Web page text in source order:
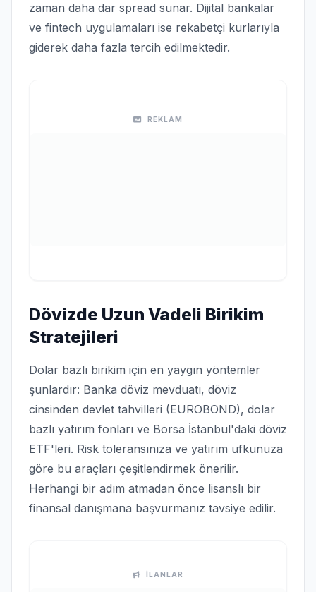
zaman daha dar spread sunar. Dijital bankalar
ve fintech uygulamaları ise rekabetçi kurlarıyla
giderek daha fazla tercih edilmektedir.
REKLAM
Dövizde Uzun Vadeli Birikim
Stratejileri
Dolar bazlı birikim için en yaygın yöntemler
şunlardır: Banka döviz mevduatı, döviz
cinsinden devlet tahvilleri (EUROBOND), dolar
bazlı yatırım fonları ve Borsa İstanbul'daki döviz
ETF'leri. Risk toleransınıza ve yatırım ufkunuza
göre bu araçları çeşitlendirmek önerilir.
Herhangi bir adım atmadan önce lisanslı bir
finansal danışmana başvurmanız tavsiye edilir.
İLANLAR